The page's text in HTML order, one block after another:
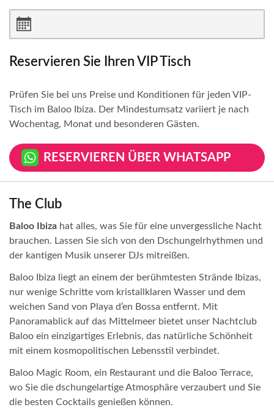
Reservieren Sie Ihren VIP Tisch
Prüfen Sie bei uns Preise und Konditionen für jeden VIP-
Tisch im Baloo Ibiza. Der Mindestumsatz variiert je nach
Wochentag, Monat und besonderen Gästen.
RESERVIEREN ÜBER WHATSAPP
The Club
Baloo Ibiza hat alles, was Sie für eine unvergessliche Nacht
brauchen. Lassen Sie sich von den Dschungelrhythmen und
der kantigen Musik unserer DJs mitreißen.
Baloo Ibiza liegt an einem der berühmtesten Strände Ibizas,
nur wenige Schritte vom kristallklaren Wasser und dem
weichen Sand von Playa d’en Bossa entfernt. Mit
Panoramablick auf das Mittelmeer bietet unser Nachtclub
Baloo ein einzigartiges Erlebnis, das natürliche Schönheit
mit einem kosmopolitischen Lebensstil verbindet.
Baloo Magic Room, ein Restaurant und die Baloo Terrace,
wo Sie die dschungelartige Atmosphäre verzaubert und Sie
die besten Cocktails genießen können.